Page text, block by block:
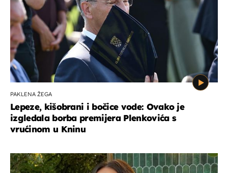
PAKLENA ŽEGA
Lepeze, kišobrani i bočice vode: Ovako je
izgledala borba premijera Plenkovića s
vrućinom u Kninu